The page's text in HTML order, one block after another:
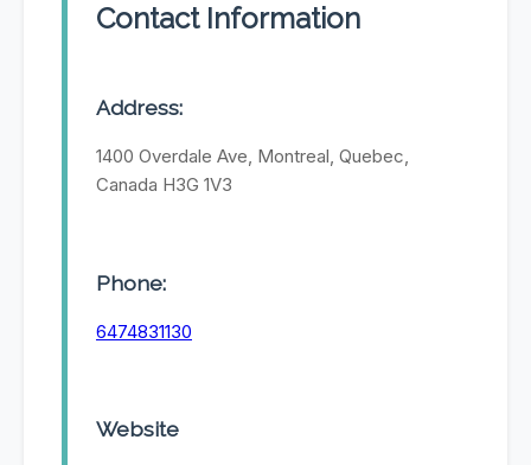
Contact Information
Address:
1400 Overdale Ave, Montreal, Quebec,
Canada H3G 1V3
Phone:
6474831130
Website